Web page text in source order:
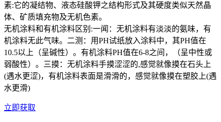
素:它的凝结物、液态硅酸钾之结构形式及其硬度类似天然晶
体、矿质填充物及无机色素。
无机涂料和有机涂料区别:一闻：无机涂料有淡淡的氨味，有
机涂料无此气味。二测：用PH试纸放入涂料中，其PH值在
10.5以上（呈碱性）。有机涂料PH值在6-8之间，（呈中性或
弱酸性）。三摸：无机涂料手摸涩涩的,感觉就像摸在石头上
(遇水更涩)，有机涂料表面是滑滑的，感觉就像摸在塑胶上(遇
水更滑)
立即获取